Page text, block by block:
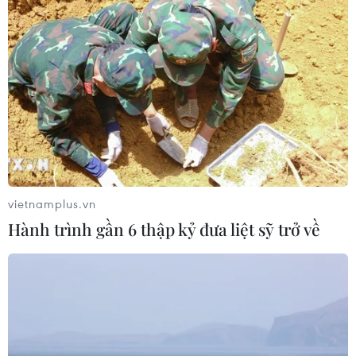
Tái cấu trúc mạng lưới, đổi mới tư
duy quản trị
09/08/2026 04:23
Hôm nay, các trường đại học bắt đầu
công bố điểm chuẩn năm 2026
09/08/2026 04:21
Olympic Trí tuệ nhân
tạo quốc tế 2026: 7/8 học sinh Việt
Sáp nhập Trường Đại học Văn hóa,
vietnamplus.vn
Hành trình gần 6 thập kỷ đưa liệt sỹ trở về